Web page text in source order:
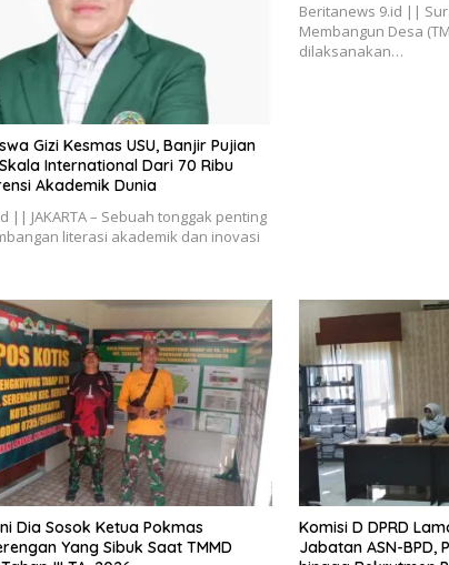
Gizi Kesmas USU, Banjir Pujian
International Dari 70 Ribu
Akademik Dunia
|| JAKARTA – Sebuah tonggak penting
literasi akademik dan inovasi
Beritanews 9.id ||
Membangun Desa
dilaksanakan…
Dia Sosok Ketua Pokmas
Yang Sibuk Saat TMMD
Komisi D DPRD
Jabatan ASN-BPD,